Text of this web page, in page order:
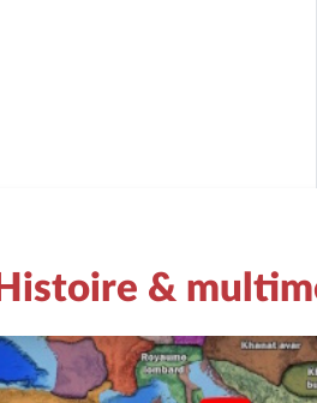
Histoire &